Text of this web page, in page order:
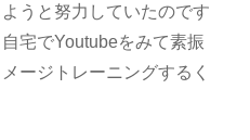
うと努力していたのです
宅でYoutubeをみて素振
ージトレーニングするく